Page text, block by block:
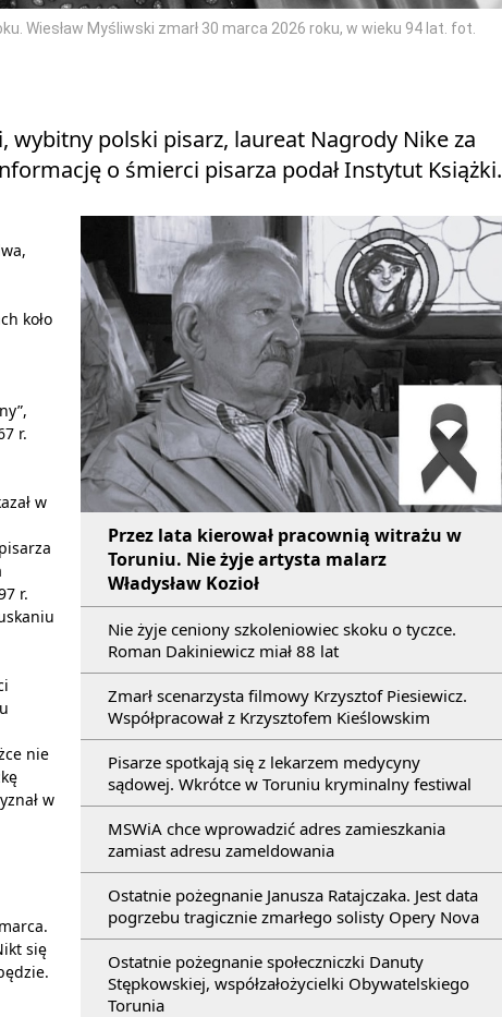
Wiesław Myśliwski zmarł 30 marca 2026 roku, w wieku 94 lat. fot.
wybitny polski pisarz, laureat Nagrody Nike za
o śmierci pisarza podał Instytut Książki.
Przez lata kierował pracownią witrażu w
Toruniu. Nie żyje artysta malarz
Władysław Kozioł
Nie żyje ceniony szkoleniowiec skoku o tyczce.
Roman Dakiniewicz miał 88 lat
Zmarł scenarzysta filmowy Krzysztof Piesiewicz.
Współpracował z Krzysztofem Kieślowskim
Pisarze spotkają się z lekarzem medycyny
sądowej. Wkrótce w Toruniu kryminalny festiwal
MSWiA chce wprowadzić adres zamieszkania
zamiast adresu zameldowania
Ostatnie pożegnanie Janusza Ratajczaka. Jest data
pogrzebu tragicznie zmarłego solisty Opery Nova
Ostatnie pożegnanie społeczniczki Danuty
Stępkowskiej, współzałożycielki Obywatelskiego
Torunia
koło
r.
w
r.
nie
w
się